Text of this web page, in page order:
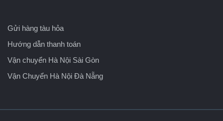
Gửi hàng tàu hỏa
Hướng dẫn thanh toán
Vận chuyển Hà Nội Sài Gòn
Vận Chuyển Hà Nội Đà Nẵng